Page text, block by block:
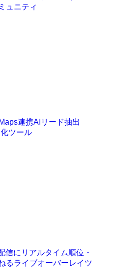
ュニティ
連携AIリード抽出
ツール
信にリアルタイム順位・
るライブオーバーレイツ